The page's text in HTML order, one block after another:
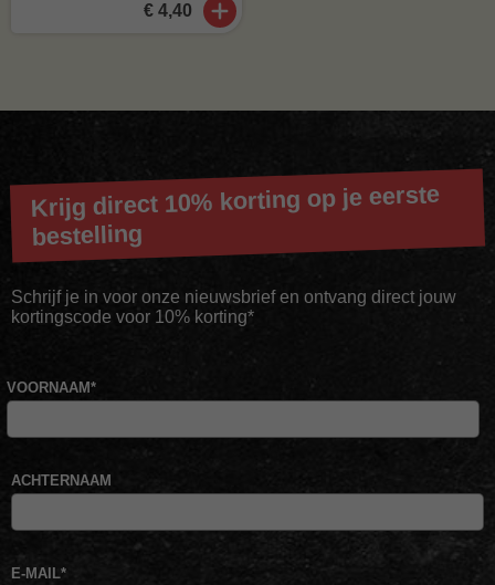
€ 4,40
Krijg direct 10% korting op je eerste
bestelling
Schrijf je in voor onze nieuwsbrief en ontvang direct jouw
kortingscode voor 10% korting*
VOORNAAM*
ACHTERNAAM
E-MAIL*